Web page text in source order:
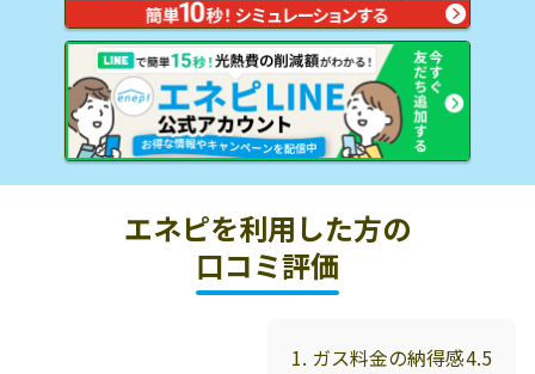
エネピを利用した方の
口コミ評価
1. ガス料金の納得感4.5